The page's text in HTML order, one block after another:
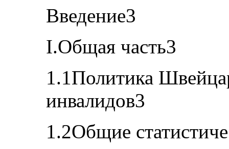
Введение3
I.Общая часть3
1.1Политика
инвалидов3
1.2Общие